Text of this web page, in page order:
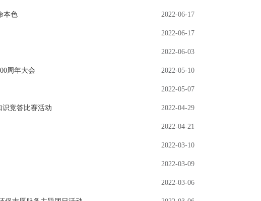
2022-06-17
本色
2022-06-17
2022-06-03
2022-05-10
周年大会
2022-05-07
2022-04-29
识竞答比赛活动
2022-04-21
2022-03-10
2022-03-09
2022-03-06